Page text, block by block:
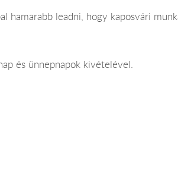
hamarabb leadni, hogy kaposvári
és ünnepnapok kivételével.